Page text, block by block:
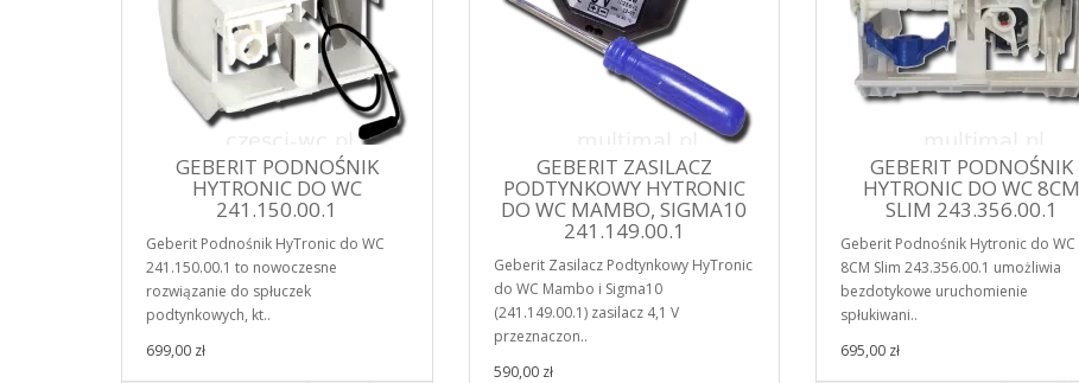
GEBERIT PODNOŚNIK
HYTRONIC DO WC
241.150.00.1
Geberit Podnośnik HyTronic do WC
241.150.00.1 to nowoczesne
rozwiązanie do spłuczek
podtynkowych, kt..
699,00 zł
GEBERIT ZASILACZ
PODTYNKOWY HYTRONIC
DO WC MAMBO, SIGMA10
241.149.00.1
Geberit Zasilacz Podtynkowy HyTronic
do WC Mambo i Sigma10
(241.149.00.1) zasilacz 4,1 V
przeznaczon..
590,00 zł
GEBERIT PODNOŚNIK
HYTRONIC DO WC 8CM
SLIM 243.356.00.1
Geberit Podnośnik Hytronic do WC
8CM Slim 243.356.00.1 umożliwia
bezdotykowe uruchomienie
spłukiwani..
695,00 zł